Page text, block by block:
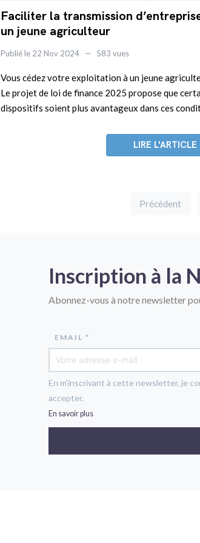
Faciliter la transmission
un jeune agriculteur
Publié le 22 Nov 2024 583 vues
Vous cédez votre exploitation à un jeune
Le projet de loi de finance 2025 propose que
dispositifs soient plus avantageux dans ces
LIRE L'ARTICLE
Précédent
Inscription à la
Abonnez-vous à notre newsletter
EMAIL *
En m'inscrivant à cette newsletter, je
accepter.
En savoir plus